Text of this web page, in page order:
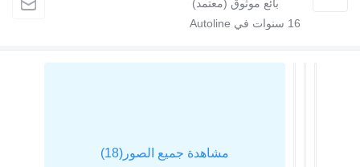
16 سنوات في Autoline